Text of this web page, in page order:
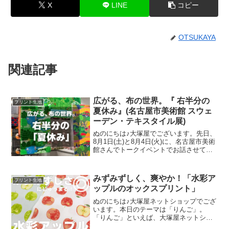
X LINE コピー
OTSUKAYA
関連記事
プリント生地
広がる、布の世界。『 右半分の
夏休み』(名古屋市美術館 スウェ
ーデン・テキスタイル展)
ぬのにちは♪大塚屋でございます。先日、
8月1日(土)と8月4日(火)に、名古屋市美術
館さんでトークイベントでお話させてい
客さまにご来場いただきましたことを御
礼申し上
プリント生地
みずみずしく、爽やか！「水彩ア
ップルのオックスプリント」
ぬのにちは♪大塚屋ネットショップでござ
います。本日のテーマは「りんご」。
「りんご」といえば、大塚屋ネットショ